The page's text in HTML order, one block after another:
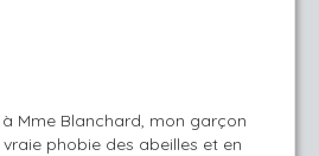
Mme Blanchard, mon garçon
phobie des abeilles et en